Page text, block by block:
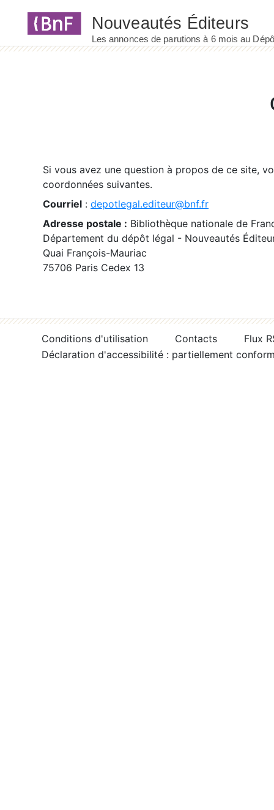
Si vous avez une question à propos de ce site,
coordonnées suivantes.
Courriel : depotlegal.editeur@bnf.fr
Adresse postale : Bibliothèque nationale de
Département du dépôt légal - Nouveautés
Quai François-Mauriac
75706 Paris Cedex 13
Conditions d'utilisation Contacts
Flux
Déclaration d'accessibilité : partiellement